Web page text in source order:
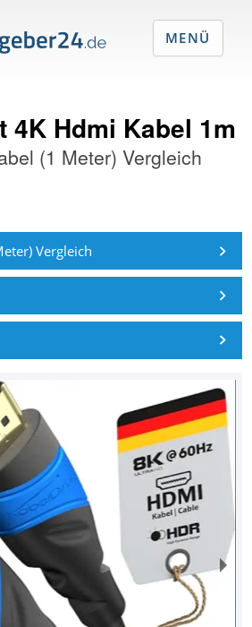
4K Hdmi Kabel 1m
(1 Meter) Vergleich
Vergleich
MENÜ